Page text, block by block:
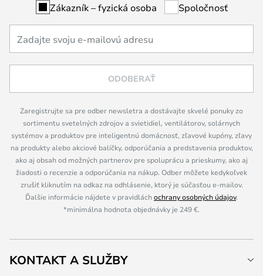
Zákazník – fyzická osoba Spoločnosť
ODOBERAŤ
Zaregistrujte sa pre odber newsletra a dostávajte skvelé ponuky zo
sortimentu svetelných zdrojov a svietidiel, ventilátorov, solárnych
systémov a produktov pre inteligentnú domácnosť, zľavové kupóny, zľavy
na produkty alebo akciové balíčky, odporúčania a predstavenia produktov,
ako aj obsah od možných partnerov pre spoluprácu a prieskumy, ako aj
žiadosti o recenzie a odporúčania na nákup. Odber môžete kedykoľvek
zrušiť kliknutím na odkaz na odhlásenie, ktorý je súčasťou e-mailov.
Ďalšie informácie nájdete v pravidláchochrany osobných údajov.
*minimálna hodnota objednávky je 249 €.
KONTAKT A SLUŽBY